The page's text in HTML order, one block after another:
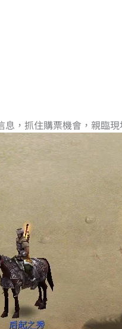
，抓住購票機會，親臨現